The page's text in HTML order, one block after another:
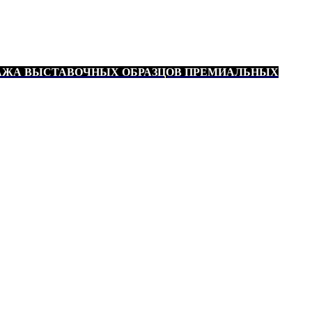
ВЫСТАВОЧНЫХ ОБРАЗЦОВ ПРЕМИАЛЬНЫХ